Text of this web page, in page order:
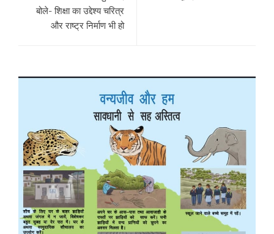
बोले- शिक्षा का उद्देश्य चरित्र
और राष्ट्र निर्माण भी हो